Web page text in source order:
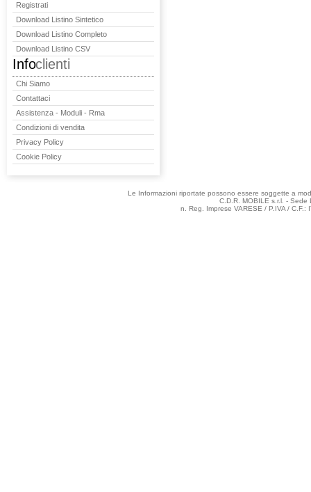
Registrati
Download Listino Sintetico
Download Listino Completo
Download Listino CSV
Infoclienti
Chi Siamo
Contattaci
Assistenza - Moduli - Rma
Condizioni di vendita
Privacy Policy
Cookie Policy
Le Informazioni riportate possono essere soggette a
C.D.R. MOBILE s.r.l. -
n. Reg. Imprese VARESE / P.IVA /